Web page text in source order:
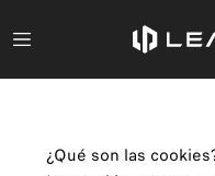
¿Qué son las